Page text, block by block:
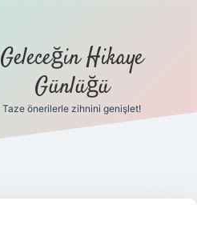
Geleceğin Hikaye
Günlüğü
Taze önerilerle zihnini genişlet!